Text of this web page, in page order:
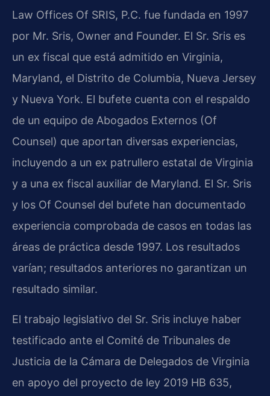
Law Offices Of SRIS, P.C. fue fundada en 1997
por Mr. Sris, Owner and Founder. El Sr. Sris es
un ex fiscal que está admitido en Virginia,
Maryland, el Distrito de Columbia, Nueva Jersey
y Nueva York. El bufete cuenta con el respaldo
de un equipo de Abogados Externos (Of
Counsel) que aportan diversas experiencias,
incluyendo a un ex patrullero estatal de Virginia
y a una ex fiscal auxiliar de Maryland. El Sr. Sris
y los Of Counsel del bufete han documentado
experiencia comprobada de casos en todas las
áreas de práctica desde 1997. Los resultados
varían; resultados anteriores no garantizan un
resultado similar.
El trabajo legislativo del Sr. Sris incluye haber
testificado ante el Comité de Tribunales de
Justicia de la Cámara de Delegados de Virginia
en apoyo del proyecto de ley 2019 HB 635,